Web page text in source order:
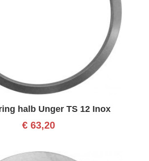
halb Unger TS 12 Inox
€ 63,20